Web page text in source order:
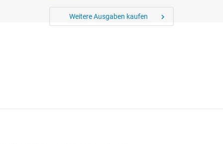
Weitere Ausgaben kaufen chevron_right